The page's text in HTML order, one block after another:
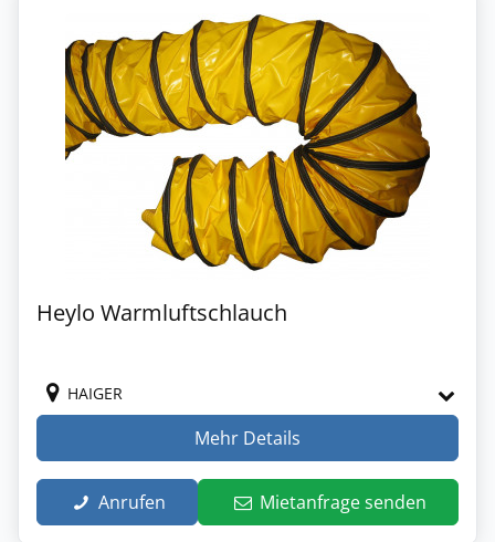
Heylo Warmluftschlauch
HAIGER
Mehr Details
Anrufen Mietanfrage senden